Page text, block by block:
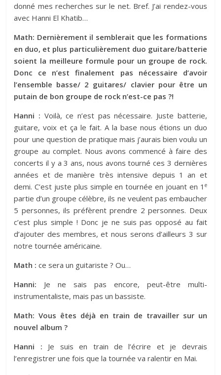
donné mes recherches sur le net. Bref. J’ai rendez-vous
avec Hanni El Khatib…
Math: Dernièrement il semblerait que les formations
en duo, et plus particulièrement duo guitare/batterie
soient la meilleure formule pour un groupe de rock.
Donc ce n’est finalement pas nécessaire d’avoir
l’ensemble basse/ 2 guitares/ clavier pour être un
putain de bon groupe de rock n’est-ce pas ?!
Hanni : Voilà, ce n’est pas nécessaire. Juste batterie,
guitare, voix et ça le fait. A la base nous étions un duo
pour une question de pratique mais j’aurais bien voulu un
groupe au complet. Nous avons commencé à faire des
concerts il y a 3 ans, nous avons tourné ces 3 dernières
années et de manière très intensive depuis 1 an et
demi. C’est juste plus simple en tournée en jouant en 1 e
partie d’un groupe célèbre, ils ne veulent pas embaucher
5 personnes, ils préfèrent prendre 2 personnes. Deux
c’est plus simple ! Donc je ne suis pas opposé au fait
d’ajouter des membres, et nous serons d’ailleurs 3 sur
notre tournée américaine.
Math : ce sera un guitariste ? Ou…
Hanni: Je ne sais pas encore, peut-être multi-
instrumentaliste, mais pas un bassiste.
Math: Vous êtes déjà en train de travailler sur un
nouvel album ?
Hanni : Je suis en train de l’écrire et je devrais
l’enregistrer une fois que la tournée va ralentir en Mai.